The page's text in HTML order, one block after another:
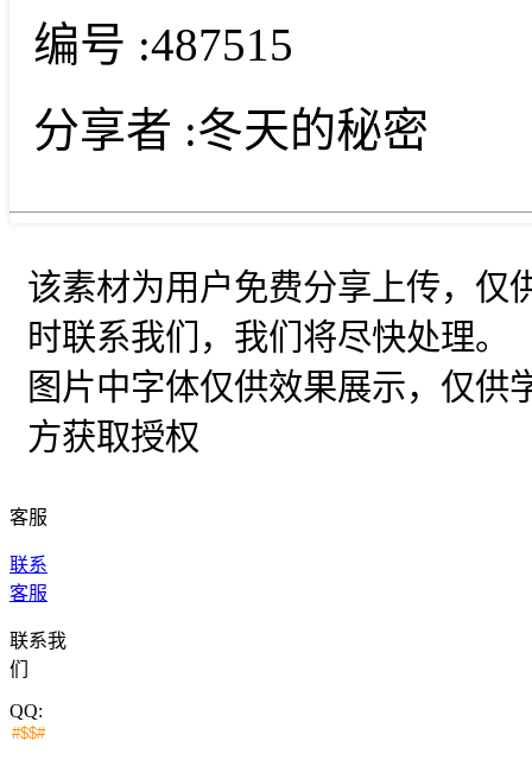
编号 :487515
分享者 :冬天的秘密
该素材为用户免费分享上传，仅
时联系我们，我们将尽快处理。
图片中字体仅供效果展示，仅供
方获取授权
客服
联系
客服
联系我
们
QQ: